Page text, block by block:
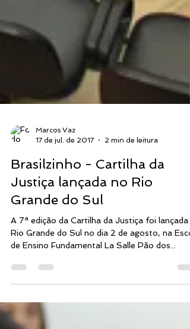
Marcos Vaz
17 de jul. de 2017
Brasilzinho - Cartilha da
Justiça lançada no Rio
Grande do Sul
A 7ª edição da Cartilha da Justiça foi lançada
de Ensino Fundamental La Salle Pão dos...